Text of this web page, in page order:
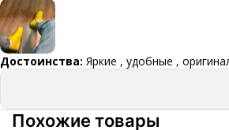
Достоинства: Яркие , удобные ,
Похожие товары